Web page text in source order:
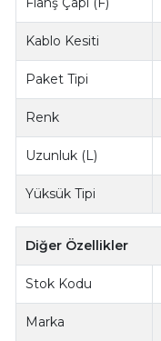
Kablo Kesiti
Paket Tipi
Renk
Uzunluk (L)
Yüksük Tipi
Diğer Özellikler
Stok Kodu
Marka